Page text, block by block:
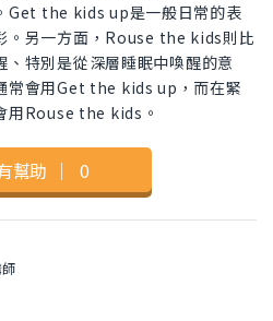
Get the kids up是一般日常的表
。另一方面，Rouse the kids則比
特別是從深層睡眠中喚醒的意
常會用Get the kids up，而在緊
用Rouse the kids。
幫助 ｜ 0